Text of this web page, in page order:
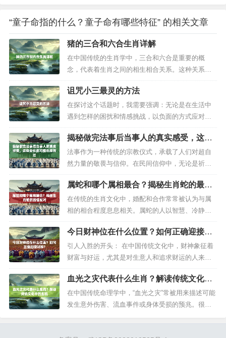
“童子命指的什么？童子命有哪些特征” 的相关文章
猪的三合和六合生肖详解
在中国传统的生肖学中，三合和六合是重要的概
念，代表着生肖之间的相生相合关系。这种关系不
仅用于分析人际关系和婚配，还常用于风水和运势
调和。那么，属猪的三合和六合生肖分别是什么？
以下是详细解读。属猪的三合生肖三合指的是三个
生肖之间关系和谐，互相促进，共同进步。属猪的
三合生肖是：猪、兔、羊（三合）三合的概...
诅咒小三最灵的方法
在探讨这个话题时，我需要强调：无论是在生活中
遇到怎样的困扰和情感挑战，以负面的方式应对并
不一定能带来真正的解决之道。我们可以采取更多
建设性和正面的方式来维护自己的权益，而不是转
向极端的行为或观念。以下是一个文化性、历史性
解读，更多侧重传统民俗和风水建议，旨在帮助你
更好地调整情绪和状态，而非提供伤害性...
揭秘做完法事后当事人的真实感受，这些
变化你可能也经历过
法事作为一种传统的宗教仪式，承载了人们对超自
然力量的敬畏与信仰。在民间信仰中，无论是祈
福、超度亡灵，还是化解灾厄，法事都被认为是一
种能够改变运势或净化心灵的途径。然而，很多人
会好奇：做完法事后，当事人会有哪些真实的感
受？是身体上的轻松，还是心理上的释然？今天，
我们将深入探讨这一现象，并结合实际案例，...
属蛇和哪个属相最合？揭秘生肖蛇的最佳
配对
在传统的生肖文化中，婚配和合作常常被认为与属
相的相合程度息息相关。属蛇的人以智慧、冷静和
神秘著称，他们往往追求高质量的生活和深层次的
情感交流。那么，属蛇的人和哪个属相最合？今
天，我们将从属相相合的角度出发，结合五行生克
原理，为你解答这个问题，并提供一些实用的建
议。主题内容展开1. 属蛇与哪个属相最合...
今日财神位在什么位置？如何正确迎接财
神？
引人入胜的开头： 在中国传统文化中，财神象征着
财富与好运，尤其是对生意人和追求财运的人来
说，财神的方位更是每日关注的重点。每日的财神
方位根据农历、天干地支和风水理论推算而来，正
确了解并迎接财神，不仅能提升财运，还能为家庭
和事业带来更多的吉祥能量。那么，今天的财...
血光之灾代表什么生肖？解读传统文化中
的玄机
在中国传统命理学中，“血光之灾”常被用来描述可能
发生意外伤害、流血事件或身体受损的预兆。很多